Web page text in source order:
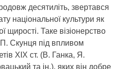
десятиліть, звертався
національної культури як
Таке візіонерство
Скунця під впливом
ХІХ ст. (В. Ганка, Я.
та ін.), яких він добре